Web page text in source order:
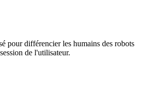
pour différencier les humains des robots
de l'utilisateur.